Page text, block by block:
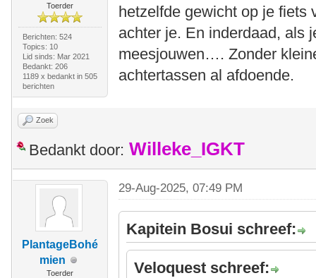
Toerder
Berichten: 524
Topics: 10
Lid sinds: Mar 2021
Bedankt: 206
1189 x bedankt in 505
berichten
hetzelfde gewicht op je fiets
achter je. En inderdaad, als
meesjouwen…. Zonder
achtertassen al afdoende.
Zoek
Bedankt door: Willeke_IGKT
PlantageBohé
mien
Toerder
29-Aug-2025, 07:49 PM
Kapitein Bosui schreef:
Veloquest schreef: